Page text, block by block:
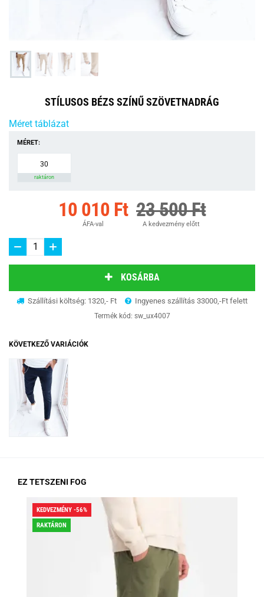
STÍLUSOS BÉZS SZÍNŰ SZÖVETNADRÁG
Méret táblázat
MÉRET:
30
raktáron
10 010 Ft
ÁFA-val
23 500 Ft
A kedvezmény előtt
KOSÁRBA
Szállítási költség: 1320,- Ft Ingyenes szállítás 33000,-Ft felett
Termék kód: sw_ux4007
KÖVETKEZŐ VARIÁCIÓK
EZ TETSZENI FOG
KEDVEZMÉNY -56%
RAKTÁRON